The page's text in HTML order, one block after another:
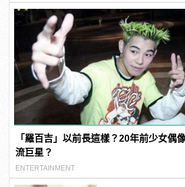
「羅百吉」以前長這樣？20年前少女偶
流巨星？
ENTERTAINMENT